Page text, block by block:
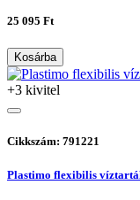
25 095 Ft
Kosárba
+3 kivitel
Cikkszám: 791221
Plastimo flexibilis